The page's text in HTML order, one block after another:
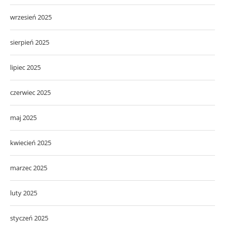
wrzesień 2025
sierpień 2025
lipiec 2025
czerwiec 2025
maj 2025
kwiecień 2025
marzec 2025
luty 2025
styczeń 2025